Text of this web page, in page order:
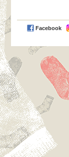
Facebook